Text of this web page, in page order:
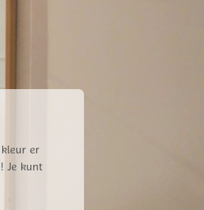
er
Je kunt